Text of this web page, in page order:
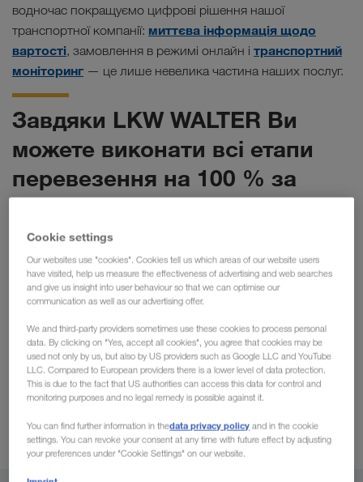
водночас покращуємо цифрові рішення нашої
транспортної компанії: миттєва інформація щодо
вартості, замовлення в режимі онлайн і транспортний
моніторинг — це лише невелика частина наших послуг.
Завдяки LKW WALTER Ви
можете виконати всі етапи
перевезення на 100 % за
допомогою цифрових
технологій.
Звісно, наші цифрові продукти супроводжуються
звичною персональною підтримкою, щоб максимально
спростити їхнє застосування.Поєднання цифрових
рішень і персональної підтримкипокращує логістичні
ланцюги, оптимізує завантаженість вантажних
автомобілів і роблять перевезення прозорими. Це
приносить користь нашим клієнтам щодня — як малому і
середньому бізнесу, так і великим концернам!
Cookie settings
Our websites use "cookies". Cookies tell us which areas of our website users
have visited, help us measure the effectiveness of advertising and web searches
and give us insight into user behaviour so that we can optimise our
communication as well as our advertising offer.
We and third-party providers sometimes use these cookies to process personal
data. By clicking on "Yes, accept all cookies", you agree that cookies may be
used not only by us, but also by US providers such as Google LLC and YouTube
LLC. Compared to European providers there is a lower level of data protection.
This is due to the fact that US authorities can access this data for control and
monitoring purposes and no legal remedy is possible against it.
You can find further information in thedata privacy policy and in the cookie
settings. You can revoke your consent at any time with future effect by adjusting
your preferences under "Cookie Settings" on our website.